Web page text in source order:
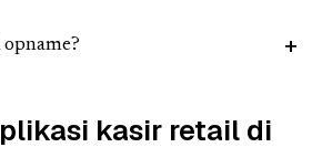
kasir retail di